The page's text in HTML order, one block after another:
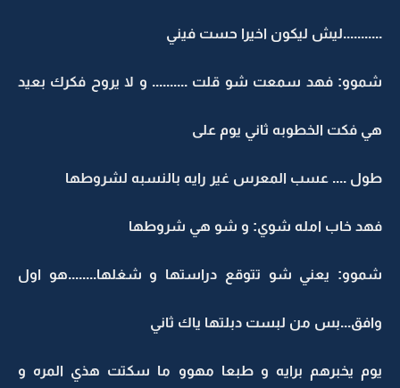
...........ليش ليكون اخيرا حست فيني
شموو: فهد سمعت شو قلت .......... و لا يروح فكرك بعيد
هي فكت الخطوبه ثاني يوم على
طول .... عسب المعرس غير رايه بالنسبه لشروطها
فهد خاب امله شوي: و شو هي شروطها
شموو: يعني شو تتوقع دراستها و شغلها........هو اول
وافق...بس من لبست دبلتها ياك ثاني
يوم يخبرهم برايه و طبعا مهوو ما سكتت هذي المره و